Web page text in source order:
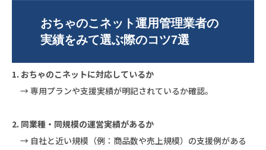
おちゃのこネット運用管理業者の
実績をみて選ぶ際のコツ7選
1. おちゃのこネットに対応しているか
→ 専用プランや支援実績が明記されているか確認。
2. 同業種・同規模の運営実績があるか
→ 自社と近い規模（例：商品数や売上規模）の支援例がある